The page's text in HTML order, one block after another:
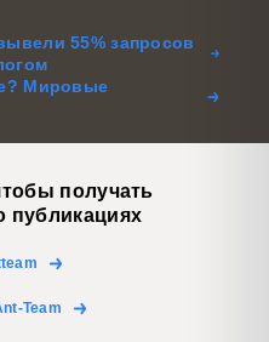
55% запросов
Мировые
получать
Team